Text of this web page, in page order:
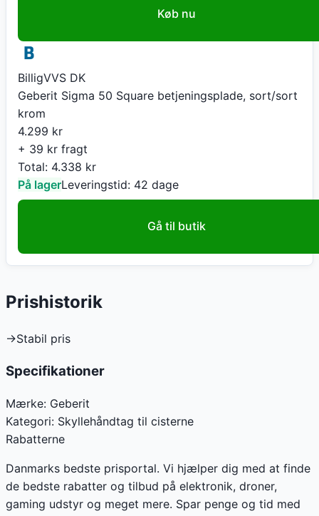
Køb nu
BilligVVS DK
Geberit Sigma 50 Square betjeningsplade, sort/sort
krom
4.299 kr
+ 39 kr fragt
Total: 4.338 kr
På lagerLeveringstid: 42 dage
Gå til butik
Prishistorik
→Stabil pris
Specifikationer
Mærke: Geberit
Kategori: Skyllehåndtag til cisterne
Rabatterne
Danmarks bedste prisportal. Vi hjælper dig med at finde
de bedste rabatter og tilbud på elektronik, droner,
gaming udstyr og meget mere. Spar penge og tid med